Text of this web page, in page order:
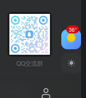
QQ交流群
号
36°